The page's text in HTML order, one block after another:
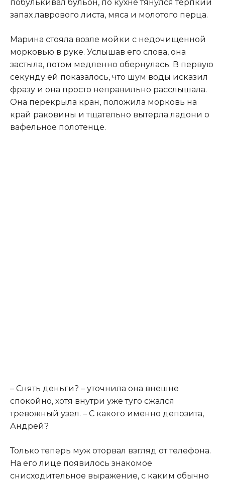
побулькивал бульон, по кухне тянулся терпкий
запах лаврового листа, мяса и молотого перца.
Марина стояла возле мойки с недочищенной
морковью в руке. Услышав его слова, она
застыла, потом медленно обернулась. В первую
секунду ей показалось, что шум воды исказил
фразу и она просто неправильно расслышала.
Она перекрыла кран, положила морковь на
край раковины и тщательно вытерла ладони о
вафельное полотенце.
– Снять деньги? – уточнила она внешне
спокойно, хотя внутри уже туго сжался
тревожный узел. – С какого именно депозита,
Андрей?
Только теперь муж оторвал взгляд от телефона.
На его лице появилось знакомое
снисходительное выражение, с каким обычно